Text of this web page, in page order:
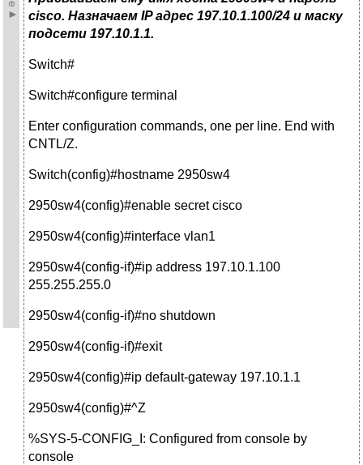
cisco. Назначаем IP адрес 197.10.1.100/24 и маску
подсети 197.10.1.1.
Switch#
Switch#configure terminal
Enter configuration commands, one per line. End with
CNTL/Z.
Switch(config)#hostname 2950sw4
2950sw4(config)#enable secret cisco
2950sw4(config)#interface vlan1
2950sw4(config-if)#ip address 197.10.1.100
255.255.255.0
2950sw4(config-if)#no shutdown
2950sw4(config-if)#exit
2950sw4(config)#ip default-gateway 197.10.1.1
2950sw4(config)#^Z
%SYS-5-CONFIG_I: Configured from console by
console